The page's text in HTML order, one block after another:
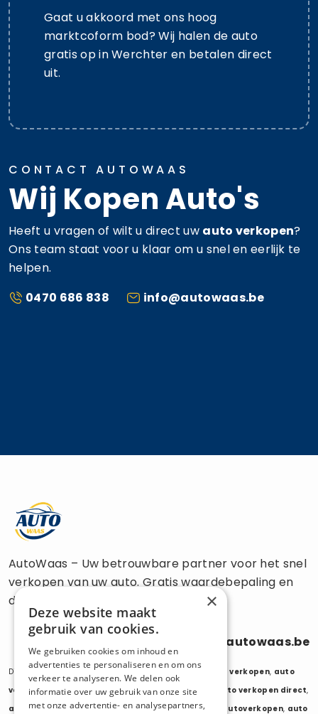
Gaat u akkoord met ons hoog
marktcoform bod? Wij halen de auto
gratis op in Werchter en betalen direct
uit.
CONTACT AUTOWAAS
Wij Kopen Auto's
Heeft u vragen of wilt u direct uw auto verkopen?
Ons team staat voor u klaar om u snel en eerlijk te
helpen.
0470 686 838
info@autowaas.be
AutoWaas – Uw betrouwbare partner voor het snel
verkopen van uw auto. Gratis waardebepaling en
directe uitbetaling.
info@autowaas.be
Diensten: auto verkopen auto export verkopen, auto
verkopen export,auto verkopen zonder keuring auto verkopen direct,
auto tweedehands verkopen,mijn auto verkopen autoverkopen, auto
×
Deze website maakt
gebruik van cookies.
We gebruiken cookies om inhoud en
advertenties te personaliseren en om ons
verkeer te analyseren. We delen ook
informatie over uw gebruik van onze site
met onze advertentie- en analysepartners,